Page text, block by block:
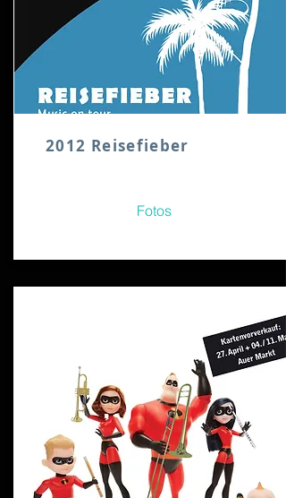
2012 Reisefieber
Fotos